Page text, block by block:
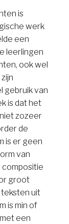
is
werk
een
leerlingen
ook wel
gebruik van
is dat het
zozeer
de
is er geen
van
compositie
groot
uit
is min of
een